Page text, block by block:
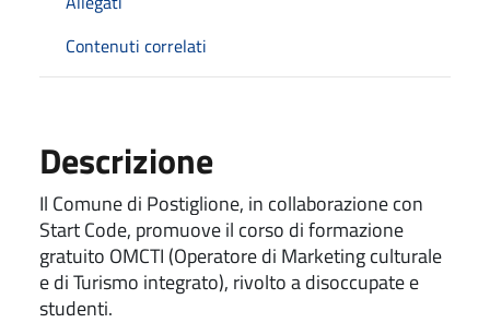
Contenuti correlati
Descrizione
Il Comune di Postiglione, in collaborazione con
Start Code, promuove il corso di formazione
gratuito OMCTI (Operatore di Marketing culturale
e di Turismo integrato), rivolto a disoccupate e
studenti.